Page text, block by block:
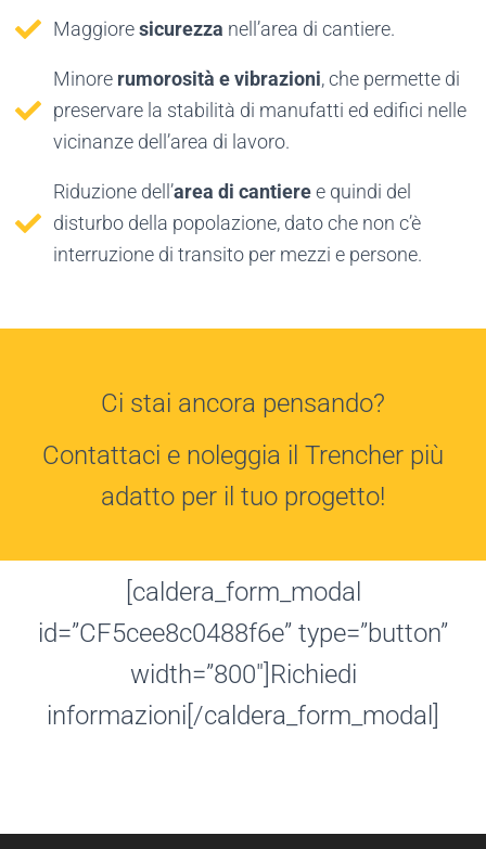
Maggioresicurezza nell’area di cantiere.
Minore rumorosità e vibrazioni, che permette di
preservare la stabilità di manufatti ed edifici nelle
vicinanze dell’area di lavoro.
Riduzione dell’area di cantieree quindi del
disturbo della popolazione, dato che non c’è
interruzione di transito per mezzi e persone.
Ci stai ancora pensando?
Contattaci e noleggia il Trencher più
adatto per il tuo progetto!
[caldera_form_modal
id=”CF5cee8c0488f6e” type=”button”
width=”800″]Richiedi
informazioni[/caldera_form_modal]